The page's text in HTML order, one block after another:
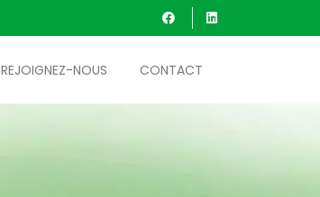
REJOIGNEZ-NOUS CONTACT